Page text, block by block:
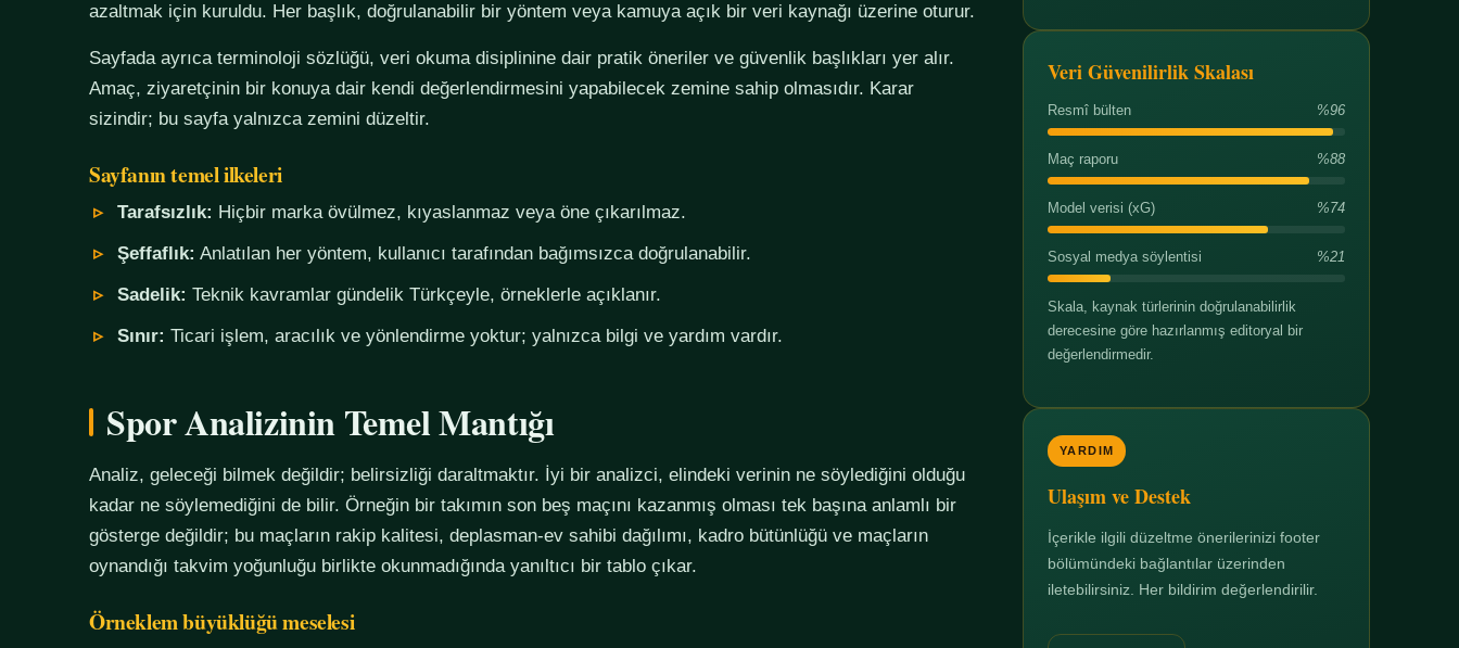
azaltmak için kuruldu. Her başlık, doğrulanabilir bir yöntem veya kamuya açık bir veri kaynağı üzerine oturur.
Sayfada ayrıca terminoloji sözlüğü, veri okuma disiplinine dair pratik öneriler ve güvenlik başlıkları yer alır.
Amaç, ziyaretçinin bir konuya dair kendi değerlendirmesini yapabilecek zemine sahip olmasıdır. Karar
sizindir; bu sayfa yalnızca zemini düzeltir.
Sayfanın temel ilkeleri
Tarafsızlık: Hiçbir marka övülmez, kıyaslanmaz veya öne çıkarılmaz.
Şeffaflık: Anlatılan her yöntem, kullanıcı tarafından bağımsızca doğrulanabilir.
Sadelik: Teknik kavramlar gündelik Türkçeyle, örneklerle açıklanır.
Sınır: Ticari işlem, aracılık ve yönlendirme yoktur; yalnızca bilgi ve yardım vardır.
Spor Analizinin Temel Mantığı
Analiz, geleceği bilmek değildir; belirsizliği daraltmaktır. İyi bir analizci, elindeki verinin ne söylediğini olduğu
kadar ne söylemediğini de bilir. Örneğin bir takımın son beş maçını kazanmış olması tek başına anlamlı bir
gösterge değildir; bu maçların rakip kalitesi, deplasman-ev sahibi dağılımı, kadro bütünlüğü ve maçların
oynandığı takvim yoğunluğu birlikte okunmadığında yanıltıcı bir tablo çıkar.
Örneklem büyüklüğü meselesi
Veri Güvenilirlik Skalası
Resmî bülten %96
Maç raporu %88
Model verisi (xG) %74
Sosyal medya söylentisi %21
Skala, kaynak türlerinin doğrulanabilirlik
derecesine göre hazırlanmış editoryal bir
değerlendirmedir.
YARDIM
Ulaşım ve Destek
İçerikle ilgili düzeltme önerilerinizi footer
bölümündeki bağlantılar üzerinden
iletebilirsiniz. Her bildirim değerlendirilir.